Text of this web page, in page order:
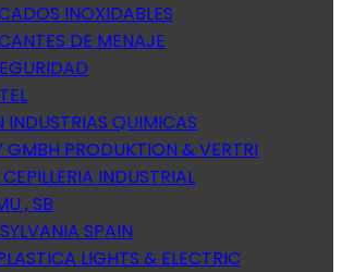
INOXIDABLES
DE MENAJE
INDUSTRIAS QUIMICAS
GMBH PRODUKTION & VERTRI
INDUSTRIAL
, SB
SPAIN
LIGHTS & ELECTRIC